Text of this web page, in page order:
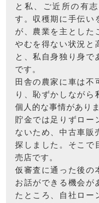
と私、ご近所の有
す。収穫期に手伝い
が、農業を主とした
やむを得ない状況と
と、私自身独り身で
です。
田舎の農家に車は不
り、恥ずかしながら
個人的な事情がありま
貯金では足りずロー
ないため、中古車販
探しました。そこで
売店です。
仮審査に通った後の
お話ができる機会が
たところ、自社ロー